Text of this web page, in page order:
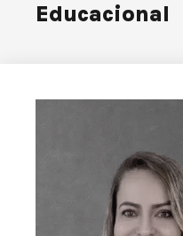
Educacional